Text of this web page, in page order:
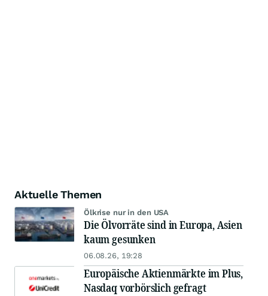
Aktuelle Themen
Ölkrise nur in den USA
Die Ölvorräte sind in Europa, Asien
kaum gesunken
06.08.26, 19:28
Europäische Aktienmärkte im Plus,
Nasdaq vorbörslich gefragt